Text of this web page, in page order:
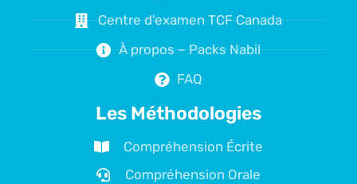
Centre d'examen TCF Canada
À propos – Packs Nabil
FAQ
Les Méthodologies
Compréhension Écrite
Compréhension Orale